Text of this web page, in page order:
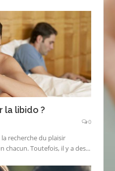
la libido ?
0
recherche du plaisir
chacun. Toutefois, il y a des...